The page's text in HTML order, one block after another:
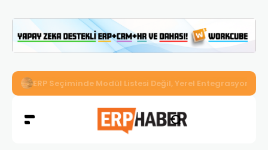
İkizler Aydınlatma, Workcube ERP ile Üretim, Satış ve